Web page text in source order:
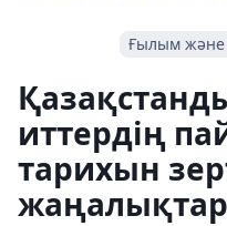
Ғылым және
иттердің
тарихын